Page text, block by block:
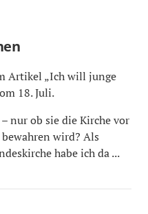
Artikel „Ich will junge
18. Juli.
nur ob sie die Kirche vor
wird? Als
habe ich da ...